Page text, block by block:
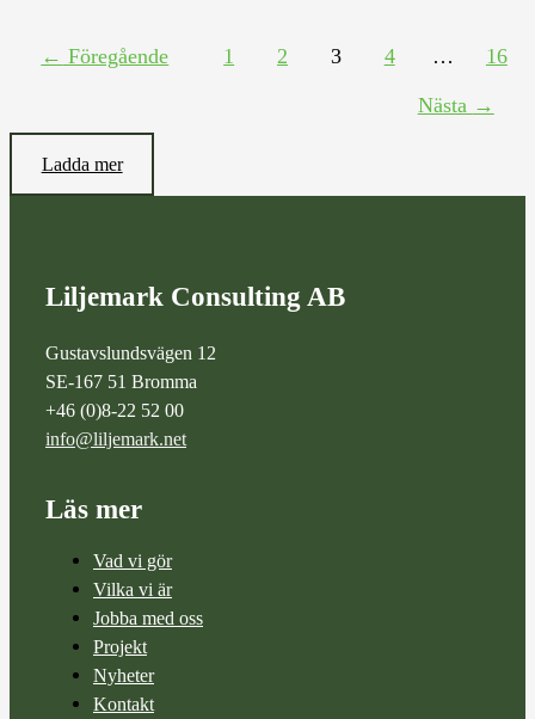
← Föregående 1 2 3 4 … 16
Nästa →
Ladda mer
Liljemark Consulting AB
Gustavslundsvägen 12
SE-167 51 Bromma
+46 (0)8-22 52 00
info@liljemark.net
Läs mer
Vad vi gör
Vilka vi är
Jobba med oss
Projekt
Nyheter
Kontakt